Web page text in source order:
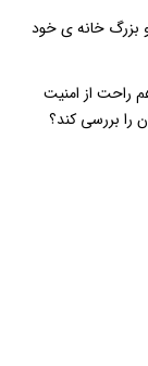
بزرگ خانه ی خود
راحت از امنیت
را بررسی کند؟